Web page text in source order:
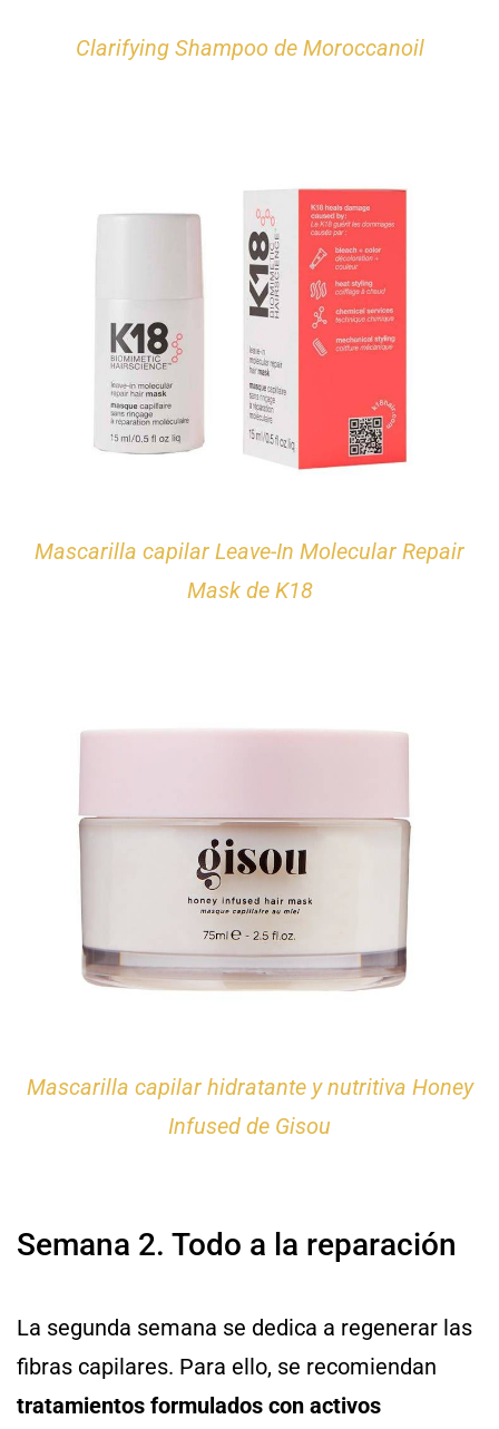
Clarifying Shampoo de Moroccanoil
Mascarilla capilar Leave-In Molecular Repair
Mask de K18
Mascarilla capilar hidratante y nutritiva Honey
Infused de Gisou
Semana 2. Todo a la reparación
La segunda semana se dedica a regenerar las
fibras capilares. Para ello, se recomiendan
tratamientos formulados con activos